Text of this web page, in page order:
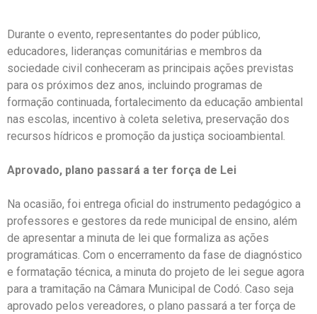
Durante o evento, representantes do poder público,
educadores, lideranças comunitárias e membros da
sociedade civil conheceram as principais ações previstas
para os próximos dez anos, incluindo programas de
formação continuada, fortalecimento da educação ambiental
nas escolas, incentivo à coleta seletiva, preservação dos
recursos hídricos e promoção da justiça socioambiental.
Aprovado, plano passará a ter força de Lei
Na ocasião, foi entrega oficial do instrumento pedagógico a
professores e gestores da rede municipal de ensino, além
de apresentar a minuta de lei que formaliza as ações
programáticas. Com o encerramento da fase de diagnóstico
e formatação técnica, a minuta do projeto de lei segue agora
para a tramitação na Câmara Municipal de Codó. Caso seja
aprovado pelos vereadores, o plano passará a ter força de